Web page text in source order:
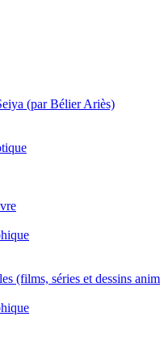
(par Bélier Ariès)
(films, séries et dessins